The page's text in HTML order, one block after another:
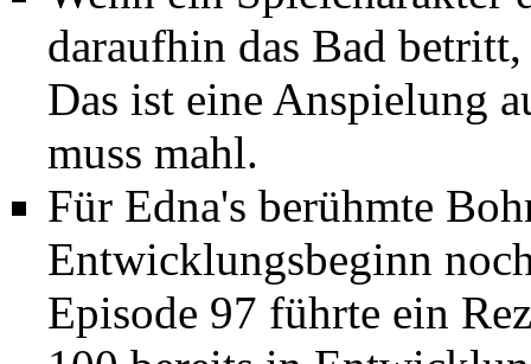
daraufhin das Bad
Das ist eine Anspielung
muss mahl.
Für Edna's berühmte
Entwicklungsbeginn
Episode 97 führte ein